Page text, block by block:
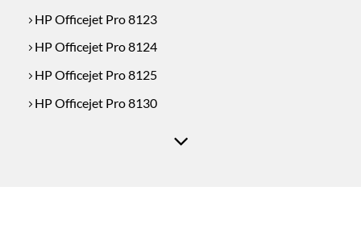
HP Officejet Pro 8123
HP Officejet Pro 8124
HP Officejet Pro 8125
HP Officejet Pro 8130